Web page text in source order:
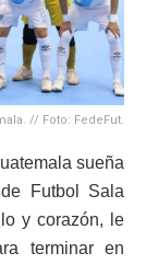
// Foto: FedeFut.
sueña
Futbol Sala
y corazón, le
terminar en